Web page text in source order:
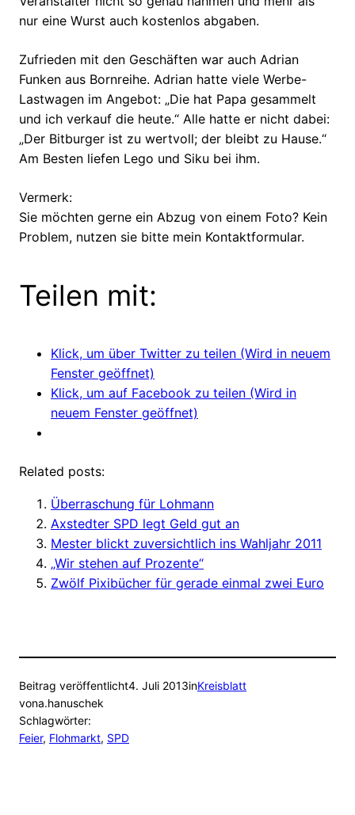
nur eine Wurst auch kostenlos abgaben.
Zufrieden mit den Geschäften war auch Adrian
Funken aus Bornreihe. Adrian hatte viele Werbe-
Lastwagen im Angebot: „Die hat Papa gesammelt
und ich verkauf die heute.“ Alle hatte er nicht dabei:
„Der Bitburger ist zu wertvoll; der bleibt zu Hause.“
Am Besten liefen Lego und Siku bei ihm.
Vermerk:
Sie möchten gerne ein Abzug von einem Foto? Kein
Problem, nutzen sie bitte mein Kontaktformular.
Teilen mit:
Klick, um über Twitter zu teilen (Wird in neuem
Fenster geöffnet)
Klick, um auf Facebook zu teilen (Wird in
neuem Fenster geöffnet)
Related posts:
Überraschung für Lohmann
Axstedter SPD legt Geld gut an
Mester blickt zuversichtlich ins Wahljahr 2011
„Wir stehen auf Prozente“
Zwölf Pixibücher für gerade einmal zwei Euro
Beitrag veröffentlicht4. Juli 2013inKreisblatt
vona.hanuschek
Schlagwörter:
Feier, Flohmarkt, SPD